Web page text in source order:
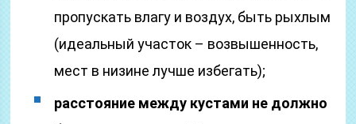
пропускать влагу и воздух, быть рыхлым
(идеальный участок – возвышенность,
мест в низине лучше избегать);
расстояние между кустами не должно